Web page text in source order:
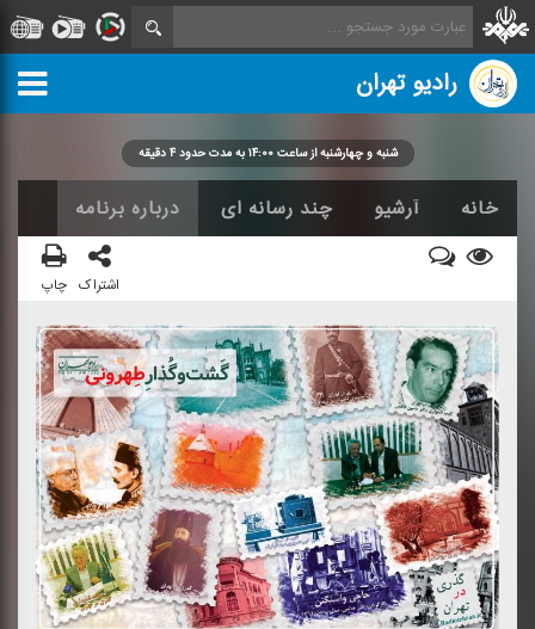
رادیو تهران
شنبه و چهارشنبه از ساعت ۱۴:۰۰ به مدت حدود ۴ دقیقه
خانه آرشیو چند رسانه ای درباره برنامه
اشتراک چاپ